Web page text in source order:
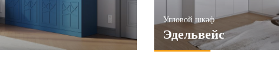
Угловой шкаф
Эдельвейс